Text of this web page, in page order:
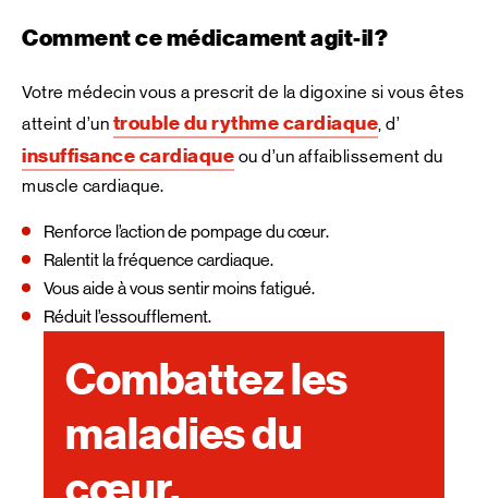
Comment ce médicament agit-il?
Votre médecin vous a prescrit de la digoxine si vous êtes
atteint d’un trouble du rythme cardiaque, d’
insuffisance cardiaque ou d’un affaiblissement du
muscle cardiaque.
Renforce l’action de pompage du cœur.
Ralentit la fréquence cardiaque.
Vous aide à vous sentir moins fatigué.
Réduit l’essoufflement.
Combattez les
maladies du